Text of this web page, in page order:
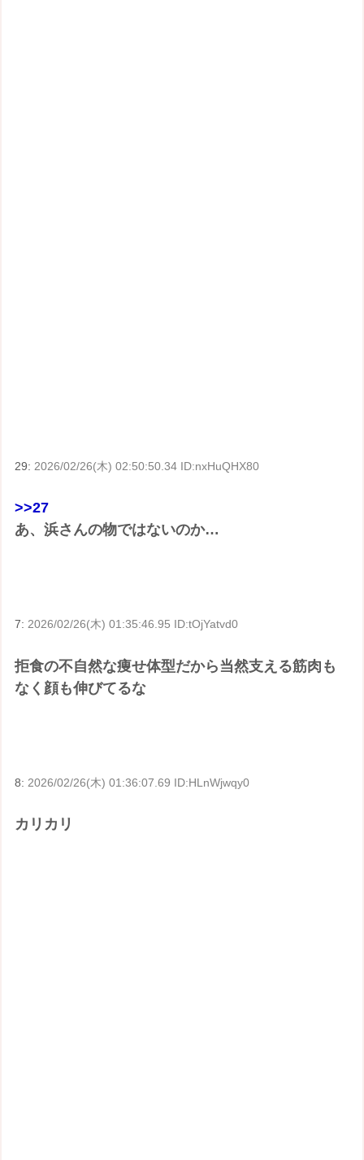
29: 2026/02/26(木) 02:50:50.34 ID:nxHuQHX80
>>27
あ、浜さんの物ではないのか…
7:2026/02/26(木) 01:35:46.95 ID:tOjYatvd0
拒食の不自然な痩せ体型だから当然支える筋肉も
なく顔も伸びてるな
8: 2026/02/26(木) 01:36:07.69 ID:HLnWjwqy0
カリカリ